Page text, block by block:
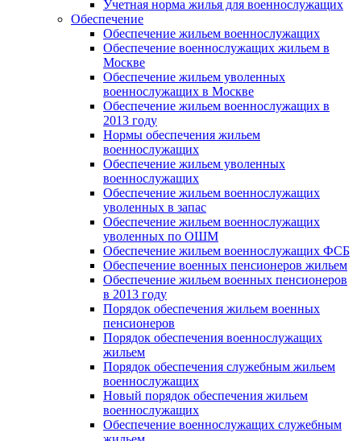
Учетная норма жилья для военнослужащих
Обеспечение
Обеспечение жильем военнослужащих
Обеспечение военнослужащих жильем в
Москве
Обеспечение жильем уволенных
военнослужащих в Москве
Обеспечение жильем военнослужащих в
2013 году
Нормы обеспечения жильем
военнослужащих
Обеспечение жильем уволенных
военнослужащих
Обеспечение жильем военнослужащих
уволенных в запас
Обеспечение жильем военнослужащих
уволенных по ОШМ
Обеспечение жильем военнослужащих ФСБ
Обеспечение военных пенсионеров жильем
Обеспечение жильем военных пенсионеров
в 2013 году
Порядок обеспечения жильем военных
пенсионеров
Порядок обеспечения военнослужащих
жильем
Порядок обеспечения служебным жильем
военнослужащих
Новый порядок обеспечения жильем
военнослужащих
Обеспечение военнослужащих служебным